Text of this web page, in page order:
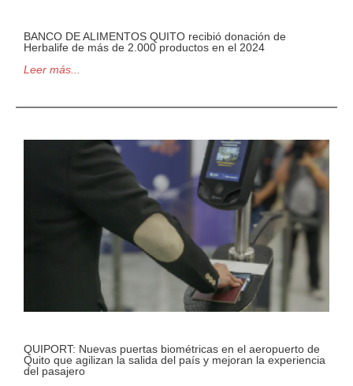
BANCO DE ALIMENTOS QUITO recibió donación de
Herbalife de más de 2.000 productos en el 2024
Leer más...
QUIPORT: Nuevas puertas biométricas en el aeropuerto de
Quito que agilizan la salida del país y mejoran la experiencia
del pasajero